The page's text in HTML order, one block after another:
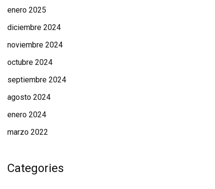
enero 2025
diciembre 2024
noviembre 2024
octubre 2024
septiembre 2024
agosto 2024
enero 2024
marzo 2022
Categories